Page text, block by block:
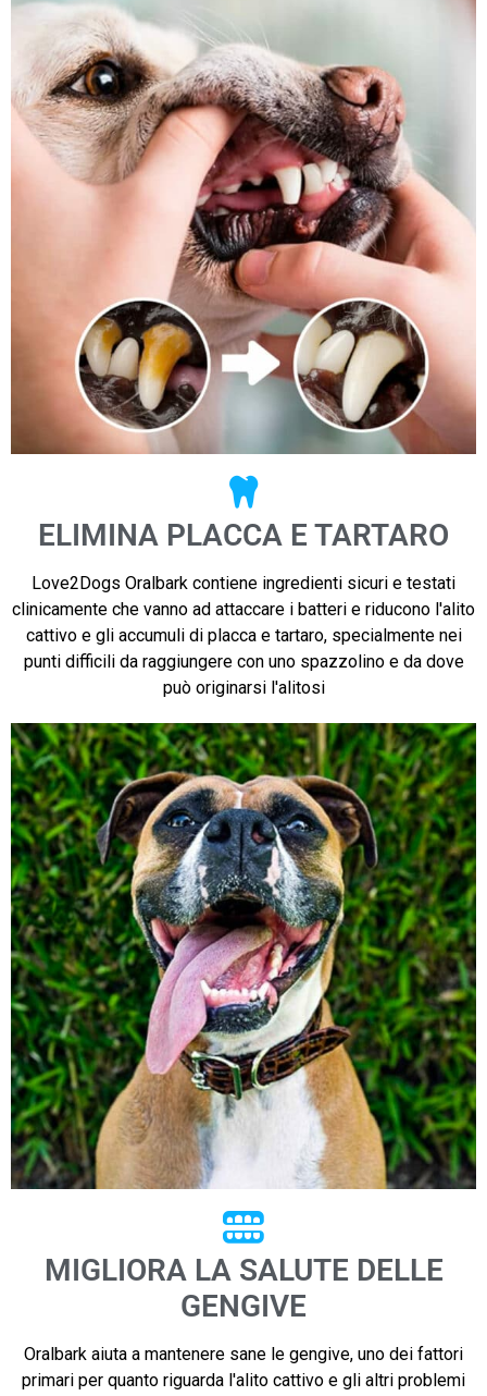
ELIMINA PLACCA E TARTARO
Love2Dogs Oralbark contiene ingredienti sicuri e testati
clinicamente che vanno ad attaccare i batteri e riducono l'alito
cattivo e gli accumuli di placca e tartaro, specialmente nei
punti difficili da raggiungere con uno spazzolino e da dove
può originarsi l'alitosi
MIGLIORA LA SALUTE DELLE
GENGIVE
Oralbark aiuta a mantenere sane le gengive, uno dei fattori
primari per quanto riguarda l'alito cattivo e gli altri problemi